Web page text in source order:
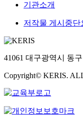
기관소개
저작물 게시중단
41061 대구광역시 동
Copyright© KERIS.